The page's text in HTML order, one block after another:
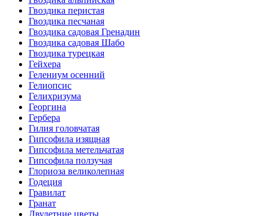
Гвоздика перистая
Гвоздика песчаная
Гвоздика садовая Гренадин
Гвоздика садовая Шабо
Гвоздика турецкая
Гейхера
Гелениум осенний
Гелиопсис
Гелихризума
Георгина
Гербера
Гилия головчатая
Гипсофила изящная
Гипсофила метельчатая
Гипсофила ползучая
Глориоза великолепная
Годеция
Гравилат
Гранат
Двулетние цветы